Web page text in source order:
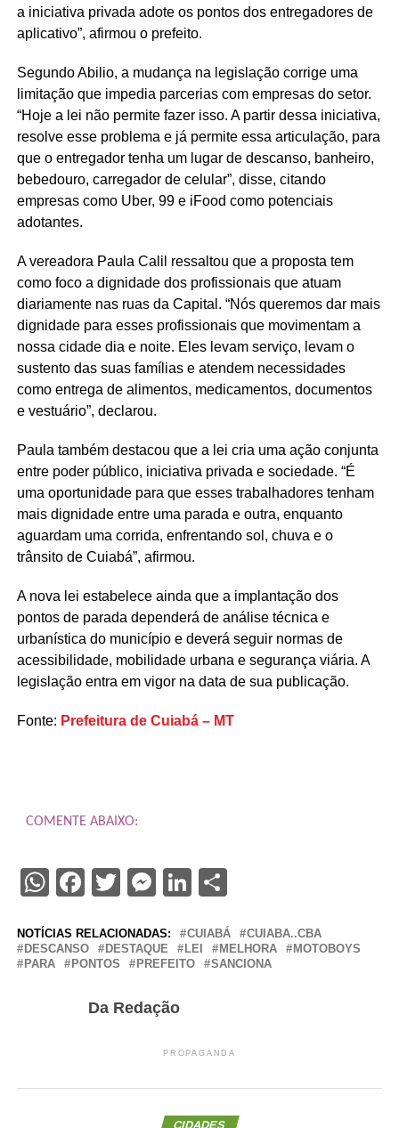
a iniciativa privada adote os pontos dos entregadores de
aplicativo”, afirmou o prefeito.
Segundo Abilio, a mudança na legislação corrige uma
limitação que impedia parcerias com empresas do setor.
“Hoje a lei não permite fazer isso. A partir dessa iniciativa,
resolve esse problema e já permite essa articulação, para
que o entregador tenha um lugar de descanso, banheiro,
bebedouro, carregador de celular”, disse, citando
empresas como Uber, 99 e iFood como potenciais
adotantes.
A vereadora Paula Calil ressaltou que a proposta tem
como foco a dignidade dos profissionais que atuam
diariamente nas ruas da Capital. “Nós queremos dar mais
dignidade para esses profissionais que movimentam a
nossa cidade dia e noite. Eles levam serviço, levam o
sustento das suas famílias e atendem necessidades
como entrega de alimentos, medicamentos, documentos
e vestuário”, declarou.
Paula também destacou que a lei cria uma ação conjunta
entre poder público, iniciativa privada e sociedade. “É
uma oportunidade para que esses trabalhadores tenham
mais dignidade entre uma parada e outra, enquanto
aguardam uma corrida, enfrentando sol, chuva e o
trânsito de Cuiabá”, afirmou.
A nova lei estabelece ainda que a implantação dos
pontos de parada dependerá de análise técnica e
urbanística do município e deverá seguir normas de
acessibilidade, mobilidade urbana e segurança viária. A
legislação entra em vigor na data de sua publicação.
Fonte: Prefeitura de Cuiabá – MT
COMENTE ABAIXO:
WhatsApp
Facebook
TwitterMessenger
LinkedIn
NOTÍCIAS RELACIONADAS: CUIABÁ
CUIABA..CBA
DESCANSO
DESTAQUE LEI MELHORA
MOTOBOYS
PARA
PONTOS PREFEITO SANCIONA
Da Redação
PROPAGANDA
CIDADES